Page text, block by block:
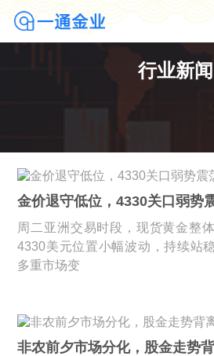
行业新闻
金价退守低位，4330关口弱势
周二亚洲交易时段，现货黄金整
4330美元位置小幅波动，持续站
多重市场变
非农前夕市场分化，股金走势